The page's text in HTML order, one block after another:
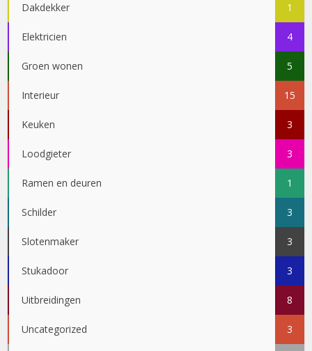
Dakdekker 1
Elektricien 4
Groen wonen 5
Interieur 15
Keuken 3
Loodgieter 3
Ramen en deuren 1
Schilder 3
Slotenmaker 3
Stukadoor 3
Uitbreidingen 8
Uncategorized 3